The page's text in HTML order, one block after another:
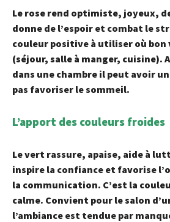
Le rose rend optimiste, joyeux,
donne de l’espoir et combat le
couleur positive à utiliser où bon
(séjour, salle à manger,
dans une chambre il peut avoir
pas favoriser le sommeil.
L’apport des couleurs froides
Le vert rassure, apaise, aide à
inspire la confiance et favorise
la communication. C’est la
calme. Convient pour le salon
l’ambiance est tendue par